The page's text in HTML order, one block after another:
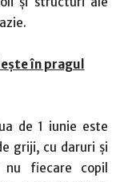
în pragul
de 1 iunie este
griji, cu daruri şi
fiecare copil